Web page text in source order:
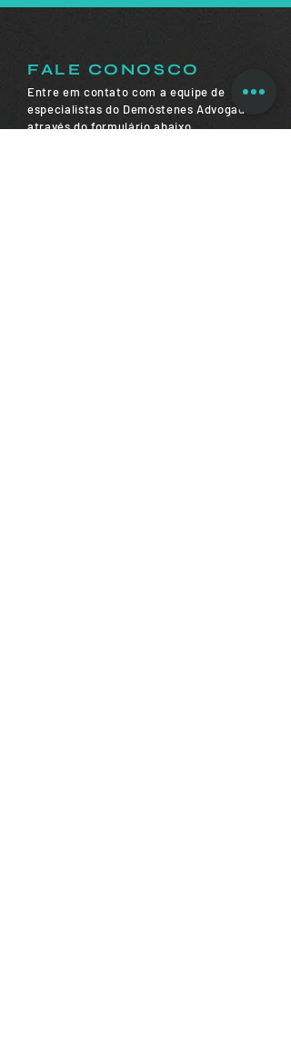
FALE CONOSCO
Entre em contato com a equipe de
especialistas do Demóstenes Advogados
através do formulário abaixo.